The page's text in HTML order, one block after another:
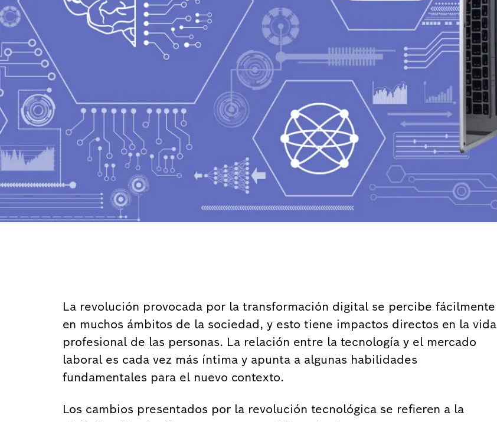
La revolución provocada por la transformación digital se percibe fácilmente
en muchos ámbitos de la sociedad, y esto tiene impactos directos en la vida
profesional de las personas. La relación entre la tecnología y el mercado
laboral es cada vez más íntima y apunta a algunas habilidades
fundamentales para el nuevo contexto.
Los cambios presentados por la revolución tecnológica se refieren a la